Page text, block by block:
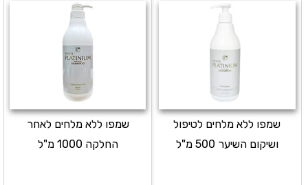
שמפו ללא מלחים לאחר
החלקה 1000 מ"ל
שמפו ללא מלחים לטיפול
ושיקום השיער 500 מ"ל